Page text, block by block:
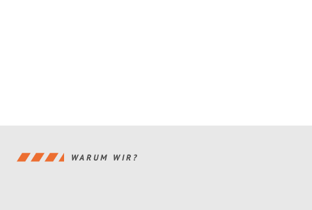
WARUM WIR?